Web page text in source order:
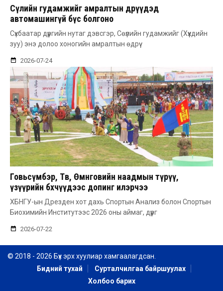
Сөүлийн гудамжийг амралтын өдрүүдэд
автомашингүй бүс болгоно
Сүхбаатар дүүргийн нутаг дэвсгэр, Сөүлийн гудамжийг (Хүүхдийн
зуу) энэ долоо хоногийн амралтын өдрүү
2026-07-24
Говьсүмбэр, Төв, Өмнөговийн наадмын түрүү,
үзүүрийн бөхчүүдээс допинг илэрчээ
ХБНГУ-ын Дрезден хот дахь Спортын Анализ болон Спортын
Биохимийн Институтээс 2026 оны аймаг, дүүрг
2026-07-22
© 2018 - 2026 Бүх эрх хуулиар хамгаалагдсан.
Бидний тухай
Сурталчилгаа байршуулах
Холбоо барих